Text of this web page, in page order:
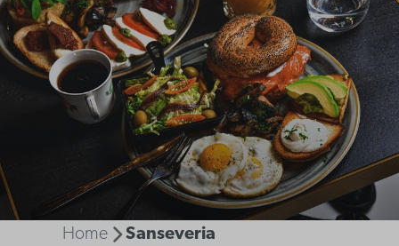
Home Sanseveria